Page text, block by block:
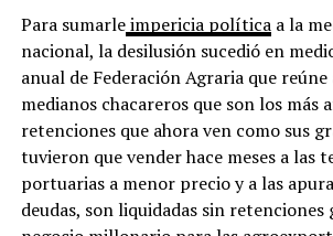
Para sumarleimpericia políticaa la
nacional, la desilusión sucedió en
anual de Federación Agraria que
medianos chacareros que son los más
retenciones que ahora ven como sus
tuvieron que vender hace meses a las
portuarias a menor precio y a las
deudas, son liquidadas sin retenciones